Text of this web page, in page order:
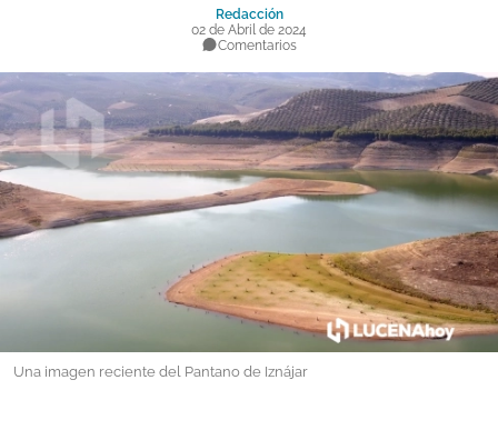
SALUD
OBRAS
NECROLÓGICAS
Redacción
02 de Abril de 2024
Comentarios
Una imagen reciente del Pantano de Iznájar